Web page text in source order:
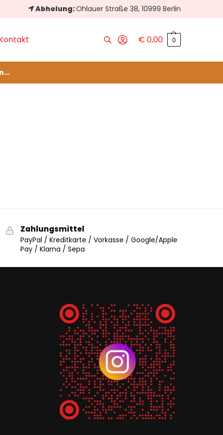
Abholung:Ohlauer Straße 38, 10999 Berlin
€ 0,00 0
Zahlungsmittel
PayPal / Kreditkarte / Vorkasse / Google/Apple
Pay / Klarna / Sepa